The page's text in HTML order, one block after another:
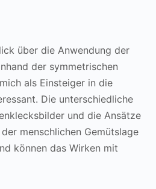
über die Anwendung der
der symmetrischen
als Einsteiger in die
Die unterschiedliche
und die Ansätze
menschlichen Gemütslage
können das Wirken mit